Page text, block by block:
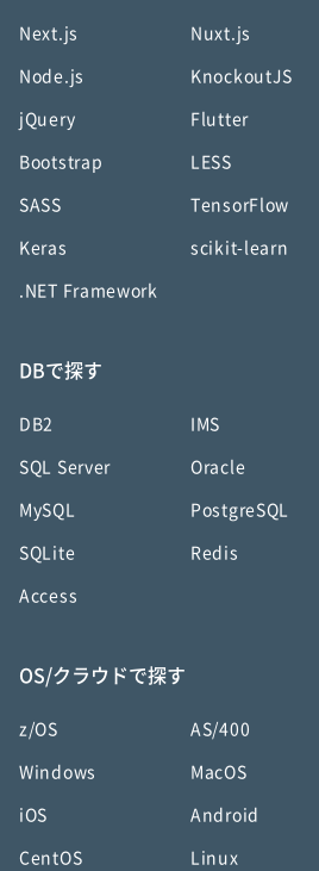
Next.js Nuxt.js
Node.js KnockoutJS
jQuery Flutter
Bootstrap LESS
SASS TensorFlow
Keras scikit-learn
.NET Framework
DBで探す
DB2 IMS
SQL Server Oracle
MySQL PostgreSQL
SQLite Redis
Access
OS/クラウドで探す
z/OS AS/400
Windows MacOS
iOS Android
CentOS Linux